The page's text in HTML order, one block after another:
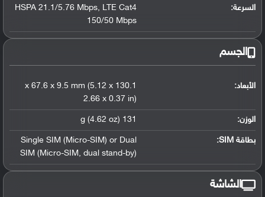
السرعة: HSPA 21.1/5.76 Mbps, LTE Cat4
150/50 Mbps
الجسم
الأبعاد:
130.1 x 67.6 x 9.5 mm (5.12 x
2.66 x 0.37 in)
الوزن: 131 g (4.62 oz)
بطاقة SIM:
Single SIM (Micro-SIM) or Dual
SIM (Micro-SIM, dual stand-by)
الشاشة